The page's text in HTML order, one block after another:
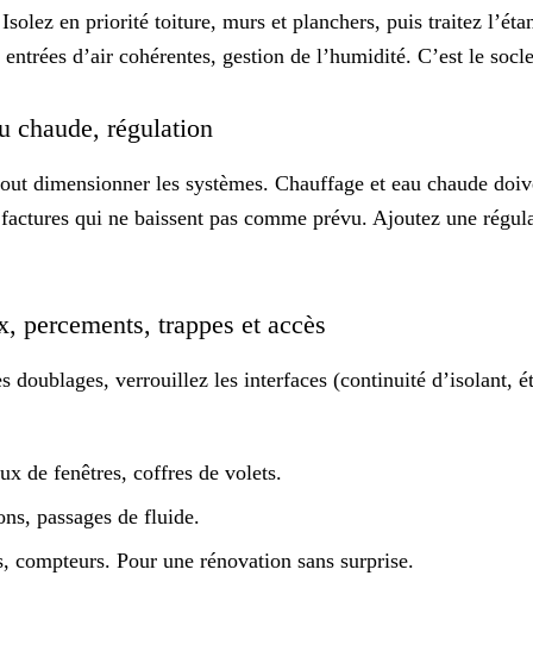
en priorité toiture, murs et planchers, puis traitez
d’air cohérentes, gestion de l’humidité. C’est le
chaude, régulation
dimensionner les systèmes. Chauffage et eau chaude
qui ne baissent pas comme prévu. Ajoutez une
percements, trappes et accès
doublages, verrouillez les interfaces (continuité d’isolant,
de fenêtres, coffres de volets.
passages de fluide.
compteurs. Pour une rénovation sans surprise.